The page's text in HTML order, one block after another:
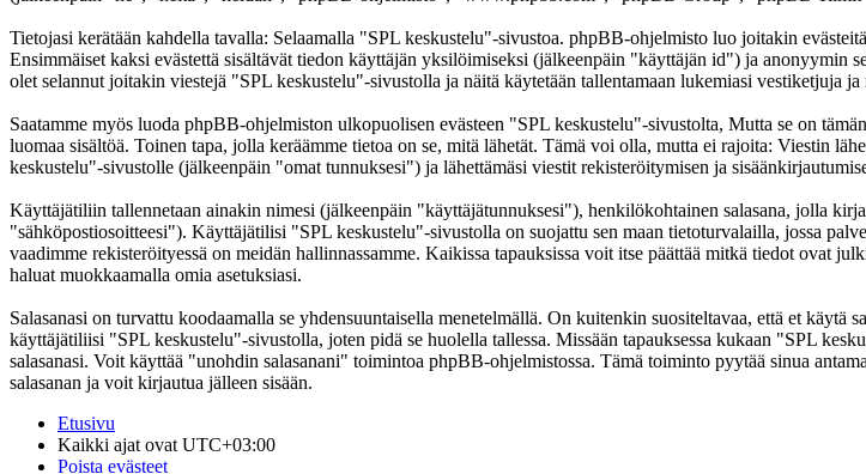
Tietojasi kerätään kahdella tavalla: Selaamalla "SPL keskustelu"-sivustoa. phpBB-ohjelmisto luo joitakin
Ensimmäiset kaksi evästettä sisältävät tiedon käyttäjän yksilöimiseksi (jälkeenpäin "käyttäjän id") ja anonyymin
olet selannut joitakin viestejä "SPL keskustelu"-sivustolla ja näitä käytetään tallentamaan lukemiasi vestiketjuja
Saatamme myös luoda phpBB-ohjelmiston ulkopuolisen evästeen "SPL keskustelu"-sivustolta, Mutta se on
luomaa sisältöä. Toinen tapa, jolla keräämme tietoa on se, mitä lähetät. Tämä voi olla, mutta ei rajoita: Viestin
keskustelu"-sivustolle (jälkeenpäin "omat tunnuksesi") ja lähettämäsi viestit rekisteröitymisen ja
Käyttäjätiliin tallennetaan ainakin nimesi (jälkeenpäin "käyttäjätunnuksesi"), henkilökohtainen salasana, jolla
"sähköpostiosoitteesi"). Käyttäjätilisi "SPL keskustelu"-sivustolla on suojattu sen maan tietoturvalailla, jossa
vaadimme rekisteröityessä on meidän hallinnassamme. Kaikissa tapauksissa voit itse päättää mitkä tiedot ovat
haluat muokkaamalla omia asetuksiasi.
Salasanasi on turvattu koodaamalla se yhdensuuntaisella menetelmällä. On kuitenkin suositeltavaa, että et
käyttäjätiliisi "SPL keskustelu"-sivustolla, joten pidä se huolella tallessa. Missään tapauksessa kukaan "SPL
salasanasi. Voit käyttää "unohdin salasanani" toimintoa phpBB-ohjelmistossa. Tämä toiminto pyytää sinua
salasanan ja voit kirjautua jälleen sisään.
Etusivu
Kaikki ajat ovat UTC+03:00
Poista evästeet